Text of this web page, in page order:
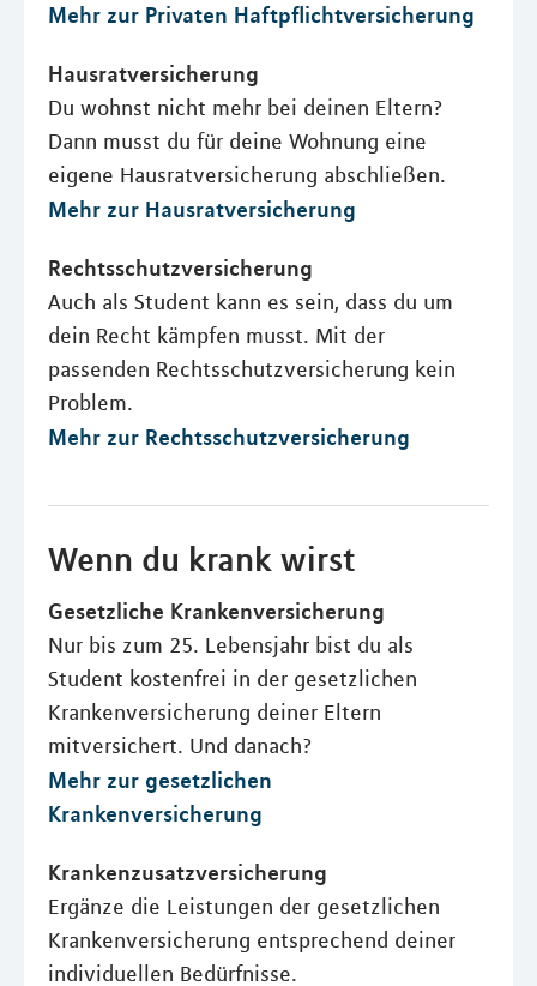
Mehr zur Privaten Haftpflichtversicherung
Hausratversicherung
Du wohnst nicht mehr bei deinen Eltern?
Dann musst du für deine Wohnung eine
eigene Hausratversicherung abschließen.
Mehr zur Hausratversicherung
Rechtsschutzversicherung
Auch als Student kann es sein, dass du um
dein Recht kämpfen musst. Mit der
passenden Rechtsschutzversicherung kein
Problem.
Mehr zur Rechtsschutzversicherung
Wenn du krank wirst
Gesetzliche Krankenversicherung
Nur bis zum 25. Lebensjahr bist du als
Student kostenfrei in der gesetzlichen
Krankenversicherung deiner Eltern
mitversichert. Und danach?
Mehr zur gesetzlichen
Krankenversicherung
Krankenzusatzversicherung
Ergänze die Leistungen der gesetzlichen
Krankenversicherung entsprechend deiner
individuellen Bedürfnisse.